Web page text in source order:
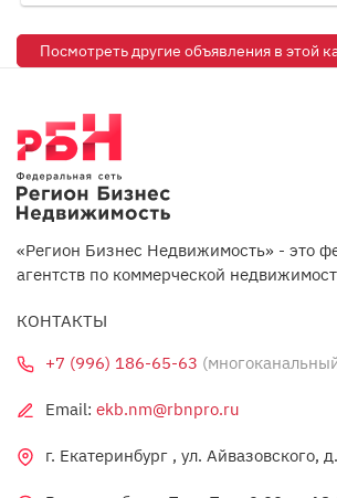
Посмотреть другие объявления в этой
«Регион Бизнес Недвижимость» - это
агентств по коммерческой
КОНТАКТЫ
+7 (996) 186-65-63
Email: ekb.nm@rbnpro.ru
г. Екатеринбург , ул. Айвазовского,